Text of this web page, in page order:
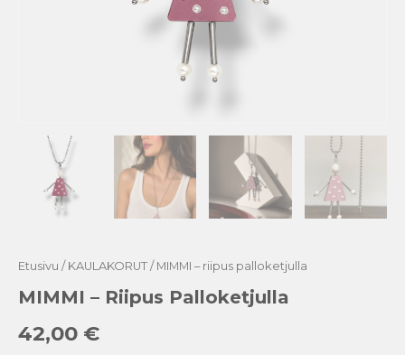
Etusivu / KAULAKORUT / MIMMI – riipus palloketjulla
MIMMI – Riipus Palloketjulla
42,00 €